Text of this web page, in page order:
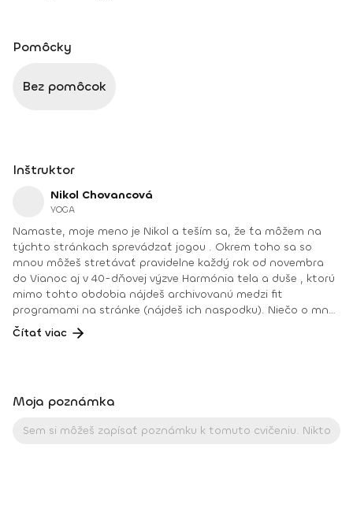
Pomôcky
Bez pomôcok
Inštruktor
Nikol Chovancová
YOGA
Namaste, moje meno je Nikol a teším sa, že ťa môžem na
týchto stránkach sprevádzať jogou . Okrem toho sa so
mnou môžeš stretávať pravidelne každý rok od novembra
do Vianoc aj v 40-dňovej výzve Harmónia tela a duše , ktorú
mimo tohto obdobia nájdeš archivovanú medzi fit
programami na stránke (nájdeš ich naspodku). Niečo o mne.
Od detstva som sa venovala rôznym druhom pohybu, najmä
tancu, pri ktorom som cítila slobodu a radosť. Neskôr som
a odpovede na hlbšie otázky. Joge sa aktívne venujem od
ako robia pokroky a ako im joga pomáha zlepšiť kvalitu ich
Čítať viac
Moja poznámka